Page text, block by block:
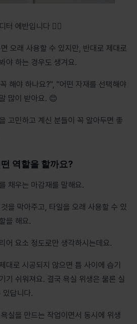
터 에반입니다 🙇‍♂️
오래 사용할 수 있지만, 반대로 제대로
야 하는 경우도 생겨요.
해야 하나요?", "어떤 자재를 선택해야
많이 받아요. 😊
고민하고 계신 분들이 꼭 알아두면 좋
역할을 할까요?
채우는 마감재를 말해요.
을 막아주고, 타일을 오래 사용할 수 있
을 해요.
어 요소 정도로만 생각하시는데요.
대로 시공되지 않으면 틈 사이에 습기
기 쉬워져요. 결국 욕실 위생은 물론 실
있답니다.
실을 만드는 작업이면서 동시에 위생